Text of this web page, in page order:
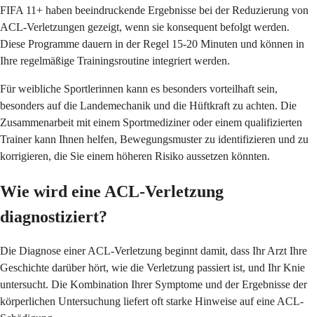
FIFA 11+ haben beeindruckende Ergebnisse bei der Reduzierung von
ACL-Verletzungen gezeigt, wenn sie konsequent befolgt werden.
Diese Programme dauern in der Regel 15-20 Minuten und können in
Ihre regelmäßige Trainingsroutine integriert werden.
Für weibliche Sportlerinnen kann es besonders vorteilhaft sein,
besonders auf die Landemechanik und die Hüftkraft zu achten. Die
Zusammenarbeit mit einem Sportmediziner oder einem qualifizierten
Trainer kann Ihnen helfen, Bewegungsmuster zu identifizieren und zu
korrigieren, die Sie einem höheren Risiko aussetzen könnten.
Wie wird eine ACL-Verletzung
diagnostiziert?
Die Diagnose einer ACL-Verletzung beginnt damit, dass Ihr Arzt Ihre
Geschichte darüber hört, wie die Verletzung passiert ist, und Ihr Knie
untersucht. Die Kombination Ihrer Symptome und der Ergebnisse der
körperlichen Untersuchung liefert oft starke Hinweise auf eine ACL-